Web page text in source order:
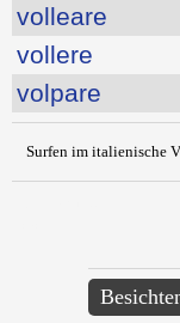
volleare
vollere
volpare
Surfen im italienische